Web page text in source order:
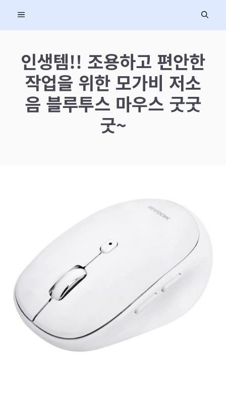
MENU
인생템!! 조용하고 편안한
작업을 위한 모가비 저소
음 블루투스 마우스 굿굿
굿~